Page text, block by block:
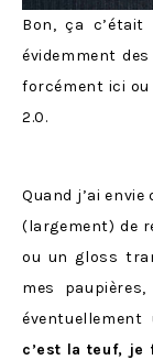
Bon, ça
évidemment
forcément ici ou
2.0.
Quand j’ai
(largement) de
ou un gloss
mes
c’est la teuf, je